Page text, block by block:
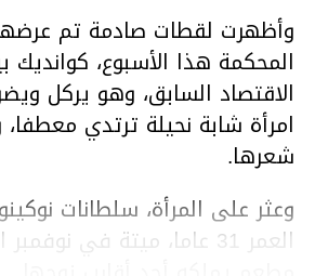
وأظهرت لقطات صادمة تم
المحكمة هذا الأسبوع، كوانديك
الاقتصاد السابق، وهو يركل
امرأة شابة نحيلة ترتدي
شعرها.
وعثر على المرأة، سلطانات
العمر 31 عاما، ميتة في